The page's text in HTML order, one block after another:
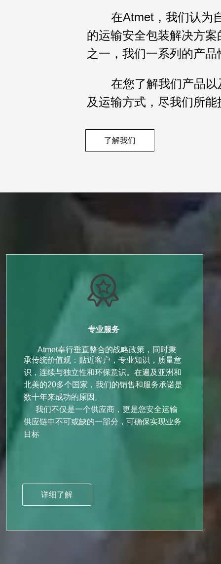
在Atmet，我们认为
的运输安全包装解决方
之一，我们一系列的产
在您了解我们产品以
及运输方式，尽我们所
了解我们
详细了解
专业服务
Atmet奉行垂直整合的战略政策，同时秉
承传统价值观：贴近客户， 专业知识，质量意
识，连续与独立性和环保意识。在遍及亚洲和
北美的20多个国家，我们的销售和服务承诺是
数十年来成功的原因。
我们不仅是一个供应商，更是您安全运输
供应链中不可或缺的一部分，可确保实现业务
目标